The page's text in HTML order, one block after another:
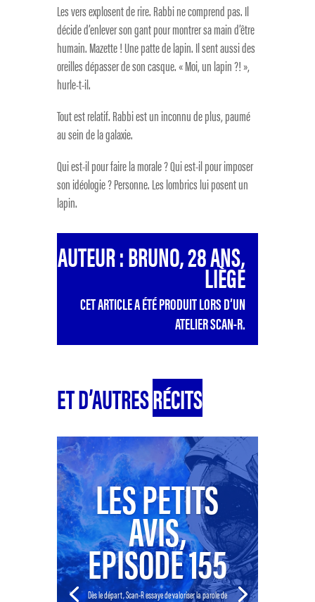
Les vers explosent de rire. Rabbi ne comprend pas. Il
décide d’enlever son gant pour montrer sa main d’être
humain. Mazette ! Une patte de lapin. Il sent aussi des
oreilles dépasser de son casque. « Moi, un lapin ?! »,
hurle-t-il.
Tout est relatif. Rabbi est un inconnu de plus, paumé
au sein de la galaxie.
Qui est-il pour faire la morale ? Qui est-il pour imposer
son idéologie ? Personne. Les lombrics lui posent un
lapin.
AUTEUR : BRUNO, 28 ANS,
LIÈGE
CET ARTICLE A ÉTÉ PRODUIT LORS D’UN
ATELIER SCAN-R.
ET D’AUTRESRÉCITS
LES PETITS
AVIS,
EPISODE 155
Dès le départ, Scan-R essaye de valoriser la parole de